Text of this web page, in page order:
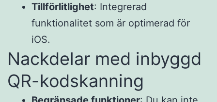
Tillförlitlighet: Integrerad
funktionalitet som är optimerad för
iOS.​
Nackdelar med inbyggd
QR-kodskanning